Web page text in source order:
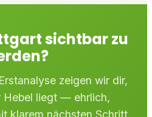
sichtbar zu
zeigen wir dir,
Hebel liegt — ehrlich,
klarem nächsten Schritt.